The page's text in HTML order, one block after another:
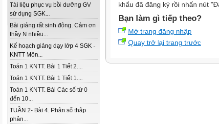
Tài liệu phục vụ bồi dưỡng GV
sử dụng SGK...
Bài giảng rất sinh động. Cảm ơn
thầy N nhiều...
Kế hoạch giảng dạy lớp 4 SGK -
KNTT Môn...
Toán 1 KNTT. Bài 1 Tiết 2....
Toán 1 KNTT. Bài 1 Tiết 1....
Toán 1 KNTT. Bài Các số từ 0
đến 10...
TUẦN 2- Bài 4. Phân số thập
phân...
khẩu đã đăng ký rồi nhấn nút
Bạn làm gì tiếp theo?
Mở trang đăng nhập
Quay trở lại trang trước